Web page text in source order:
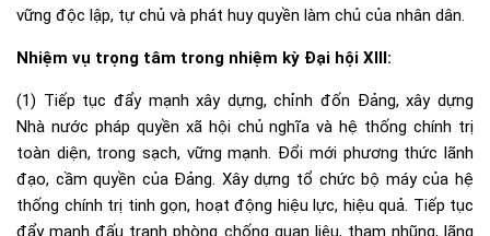
vững độc lập, tự chủ và phát huy quyền làm chủ của nhân dân.
Nhiệm vụ trọng tâm trong nhiệm kỳ Đại hội XIII:
(1) Tiếp tục đẩy mạnh xây dựng, chỉnh đốn Đảng, xây dựng
Nhà nước pháp quyền xã hội chủ nghĩa và hệ thống chính trị
toàn diện, trong sạch, vững mạnh. Đổi mới phương thức lãnh
đạo, cầm quyền của Đảng. Xây dựng tổ chức bộ máy của hệ
thống chính trị tinh gọn, hoạt động hiệu lực, hiệu quả. Tiếp tục
đẩy mạnh đấu tranh phòng chống quan liêu, tham nhũng, lãng